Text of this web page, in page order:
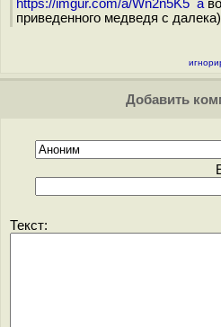
https://imgur.com/a/Wn2n5K5 а
приведенного медведя с далека)
Добавить
Текст: